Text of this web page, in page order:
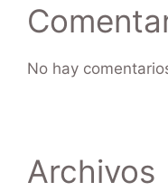
No hay
Archivos